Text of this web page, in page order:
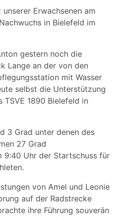
Erwachsenen am
in Bielefeld im
gestern noch die
Lange an der von den
mit Wasser
selbst die Unterstützung
1890 Bielefeld in
3 Grad unter denen des
27 Grad
9:40 Uhr der Startschuss für
von Amel und Leonie
auf der Radstrecke
ihre Führung souverän